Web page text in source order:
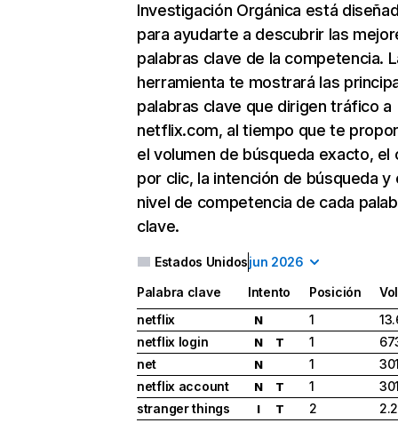
Investigación Orgánica está
para ayudarte a descubrir las
palabras clave de la competencia.
herramienta te mostrará las
palabras clave que dirigen tráfico a
netflix.com, al tiempo que te
el volumen de búsqueda exacto, el
por clic, la intención de búsqueda y
nivel de competencia de cada
clave.
Estados Unidosjun 2026
Palabra clave Intento Posición
netflix
N 1
netflix login
N T 1
net
N 1
netflix account
N T 1
stranger things
I T 2